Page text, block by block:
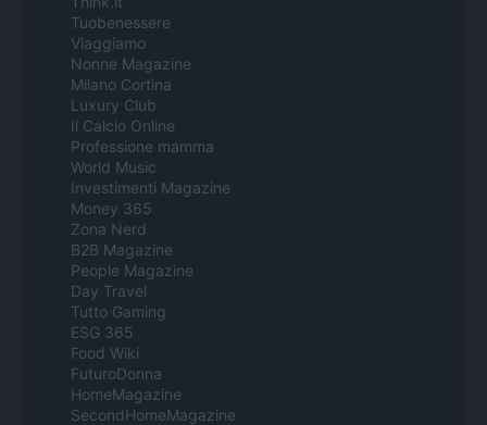
Tuobenessere
Viaggiamo
Nonne Magazine
Milano Cortina
Luxury Club
Il Calcio Online
Professione mamma
World Music
Investimenti Magazine
Money 365
Zona Nerd
B2B Magazine
People Magazine
Day Travel
Tutto Gaming
ESG 365
Food Wiki
FuturoDonna
HomeMagazine
SecondHomeMagazine